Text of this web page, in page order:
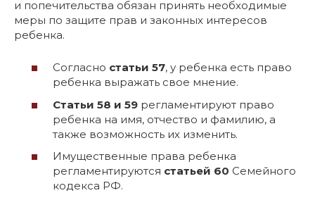
и попечительства обязан принять необходимые
меры по защите прав и законных интересов
ребенка.
Согласно статьи 57, у ребенка есть право
ребенка выражать свое мнение.
Статьи 58 и 59 регламентируют право
ребенка на имя, отчество и фамилию, а
также возможность их изменить.
Имущественные права ребенка
регламентируются статьей 60 Семейного
кодекса РФ.